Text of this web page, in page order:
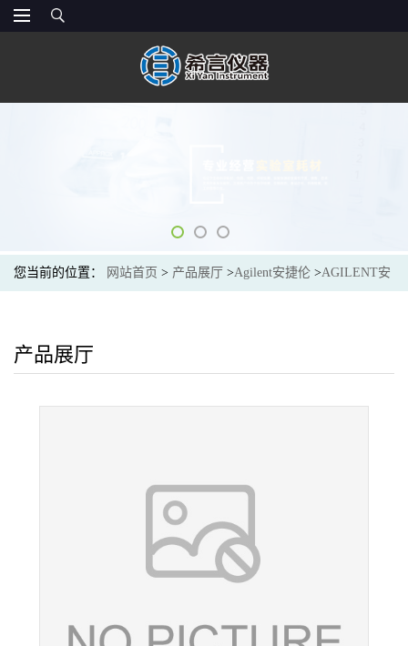
您当前的位置： 网站首页 > 产品展厅 >Agilent安捷伦 >AGILENT安
Shimadzu LC-10ADvp pump, similar to Shimadzu 228-39093-92
产品展厅